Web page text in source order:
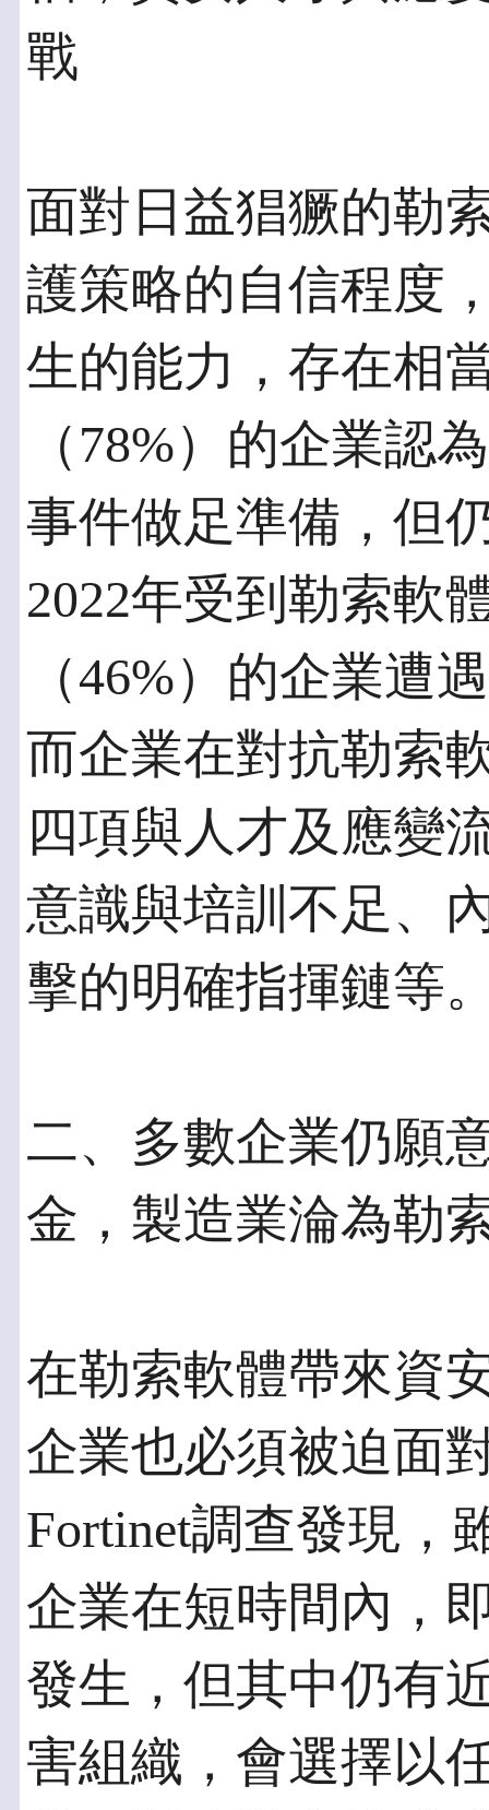
戰
面對日益猖獗的勒
護策略的自信程度
生的能力，存在相
（78%）的企業認
事件做足準備，但
2022年受到勒索軟
（46%）的企業遭
而企業在對抗勒索
四項與人才及應變
意識與培訓不足、
擊的明確指揮鏈等
二、多數企業仍願
金，製造業淪為勒
在勒索軟體帶來資
企業也必須被迫面
Fortinet調查發現，
企業在短時間內，
發生，但其中仍有
害組織，會選擇以